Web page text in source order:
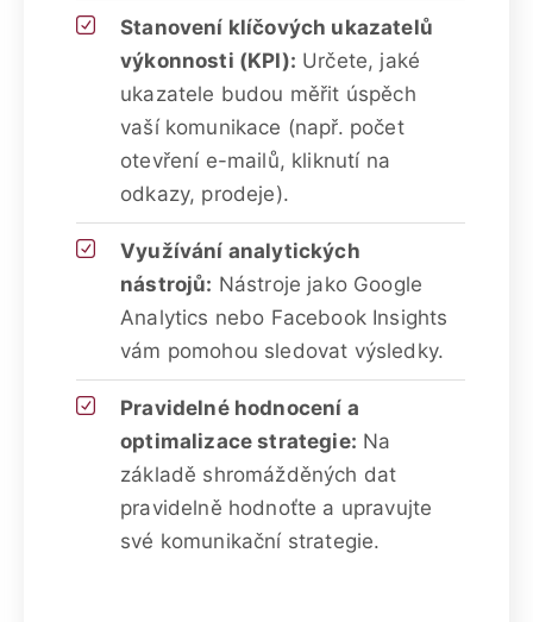
Stanovení klíčových ukazatelů
výkonnosti (KPI): Určete, jaké
ukazatele budou měřit úspěch
vaší komunikace (např. počet
otevření e-mailů, kliknutí na
odkazy, prodeje).
Využívání analytických
nástrojů: Nástroje jako Google
Analytics nebo Facebook Insights
vám pomohou sledovat výsledky.
Pravidelné hodnocení a
optimalizace strategie: Na
základě shromážděných dat
pravidelně hodnoťte a upravujte
své komunikační strategie.